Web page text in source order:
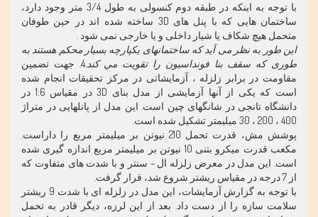
با توجه به اينكه در طبقه دوم كنسولی به طول 3/4 متر وجود دارد،
ساختمان هایی که با پنل های 3D ساخته شده اند در حين طوفان
متحمل هيچ شكاف يا شيار داخلی و يا خارجی نمی شود .
اين طور به نظر می آيد كه ساختمانهای يكپارچه بسيار محكم هستند به
طوری كه سقف بنا فونداسيون را تقويت مي كند .
4. جهت تضمين
مقاومت در برابر زلزله ، آزمايشاتی در مركز تحقيقات انجام شده
است كه يكی از آنها آزمايشی از مدل بنای 3D در مقياس 1:6 در
دانشگاه تانجی در شانگهای چين است. اين مدل از پانلهايی در متراژ
400 ، 200 ، 30 ميليمتر تشكيل شده است.
پوشش مش، قدرت تحمل 210 نيوتن بر ميليمتر مربع را داراست.
مكعب قدرت ميكرو بتنی 10 نيوتن بر ميليمتر مربع اندازه گيری شده
است. اين مدل در معرض زلزله ال – سنتر و با شدت های متفاوت كه
از 7 درجه در مقياس ريشتر شروع شد، قرار گرفت.
با توجه به گزارش آزمايشات، اين مدل در زلزله ای با شدت 9 ريشتر
سلامت سازه را از دست داد. بعد از اين لرزه، ديگر قادر به تحمل